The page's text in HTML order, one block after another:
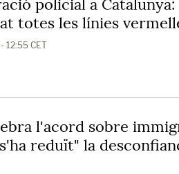
policial a Catalunya:
totes les línies
12:55 CET
l'acord sobre
reduït" la